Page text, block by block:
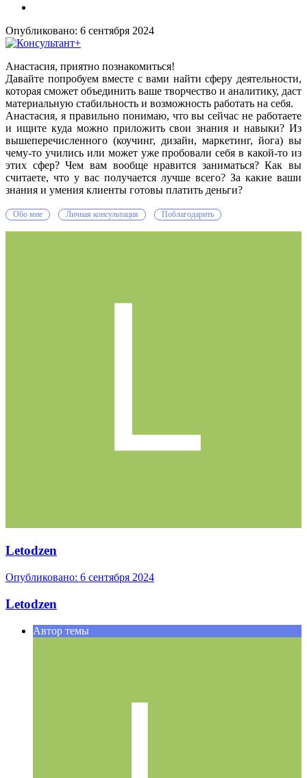
Опубликовано: 6 сентября 2024
Анастасия, приятно познакомиться!
Давайте попробуем вместе с вами найти сферу деятельности,
которая сможет объединить ваше творчество и аналитику, даст
материальную стабильность и возможность работать на себя.
Анастасия, я правильно понимаю, что вы сейчас не работаете
и ищите куда можно приложить свои знания и навыки? Из
вышеперечисленного (коучинг, дизайн, маркетинг, йога) вы
чему-то учились или может уже пробовали себя в какой-то из
этих сфер? Чем вам вообще нравится заниматься? Как вы
считаете, что у вас получается лучше всего? За какие ваши
знания и умения клиенты готовы платить деньги?
Обо мне Личная консультация Поблагодарить
Letodzen
Опубликовано: 6 сентября 2024
Letodzen
Автор темы